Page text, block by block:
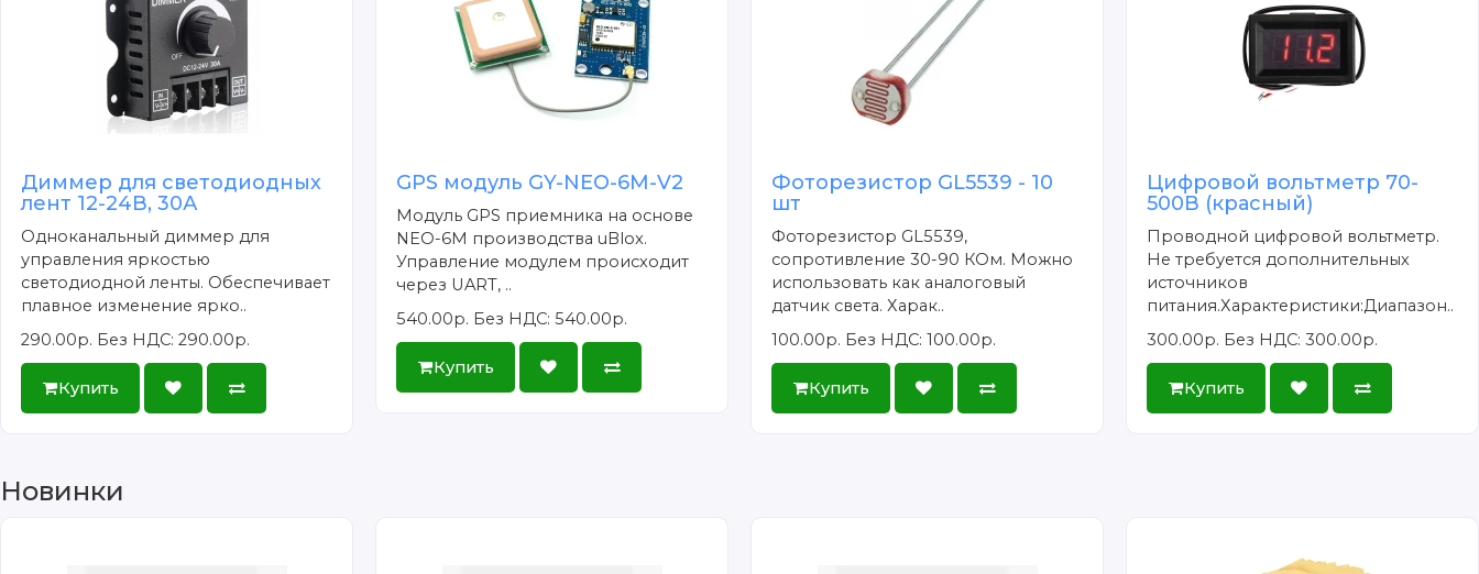
Диммер для светодиодных
лент 12-24В, 30А
Одноканальный диммер для
управления яркостью
светодиодной ленты. Обеспечивает
плавное изменение ярко..
290.00р. Без НДС: 290.00р.
Купить
GPS модуль GY-NEO-6M-V2
Модуль GPS приемника на основе
NEO-6M производства uBlox.
Управление модулем происходит
через UART, ..
540.00р. Без НДС: 540.00р.
Купить
Фоторезистор GL5539 - 10
шт
Фоторезистор GL5539,
сопротивление 30-90 КОм. Можно
использовать как аналоговый
датчик света. Харак..
100.00р. Без НДС: 100.00р.
Купить
Цифровой вольтметр 70-
500В (красный)
Проводной цифровой вольтметр.
Не требуется дополнительных
источников
питания.Характеристики:Диапазон..
300.00р. Без НДС: 300.00р.
Купить
Новинки